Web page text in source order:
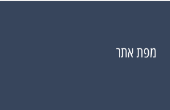
מפת אתר